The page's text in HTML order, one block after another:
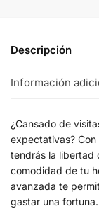
Descripción
Información
¿Cansado de
expectativas? Con
tendrás la libertad
comodidad de tu
avanzada te
gastar una fortuna.